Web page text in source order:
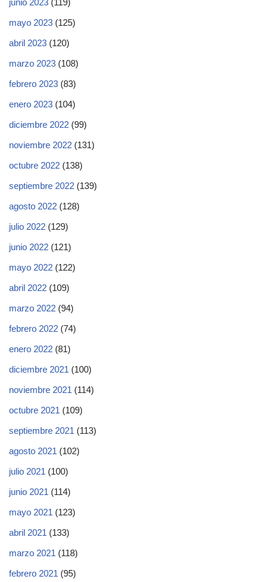
junio 2023 (119)
mayo 2023 (125)
abril 2023 (120)
marzo 2023 (108)
febrero 2023 (83)
enero 2023 (104)
diciembre 2022 (99)
noviembre 2022 (131)
octubre 2022 (138)
septiembre 2022 (139)
agosto 2022 (128)
julio 2022 (129)
junio 2022 (121)
mayo 2022 (122)
abril 2022 (109)
marzo 2022 (94)
febrero 2022 (74)
enero 2022 (81)
diciembre 2021 (100)
noviembre 2021 (114)
octubre 2021 (109)
septiembre 2021 (113)
agosto 2021 (102)
julio 2021 (100)
junio 2021 (114)
mayo 2021 (123)
abril 2021 (133)
marzo 2021 (118)
febrero 2021 (95)